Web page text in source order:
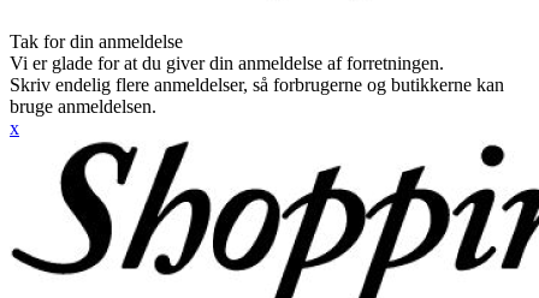
Tak for din anmeldelse
Vi er glade for at du giver din anmeldelse af forretningen.
Skriv endelig flere anmeldelser, så forbrugerne og butikkerne kan
bruge anmeldelsen.
x